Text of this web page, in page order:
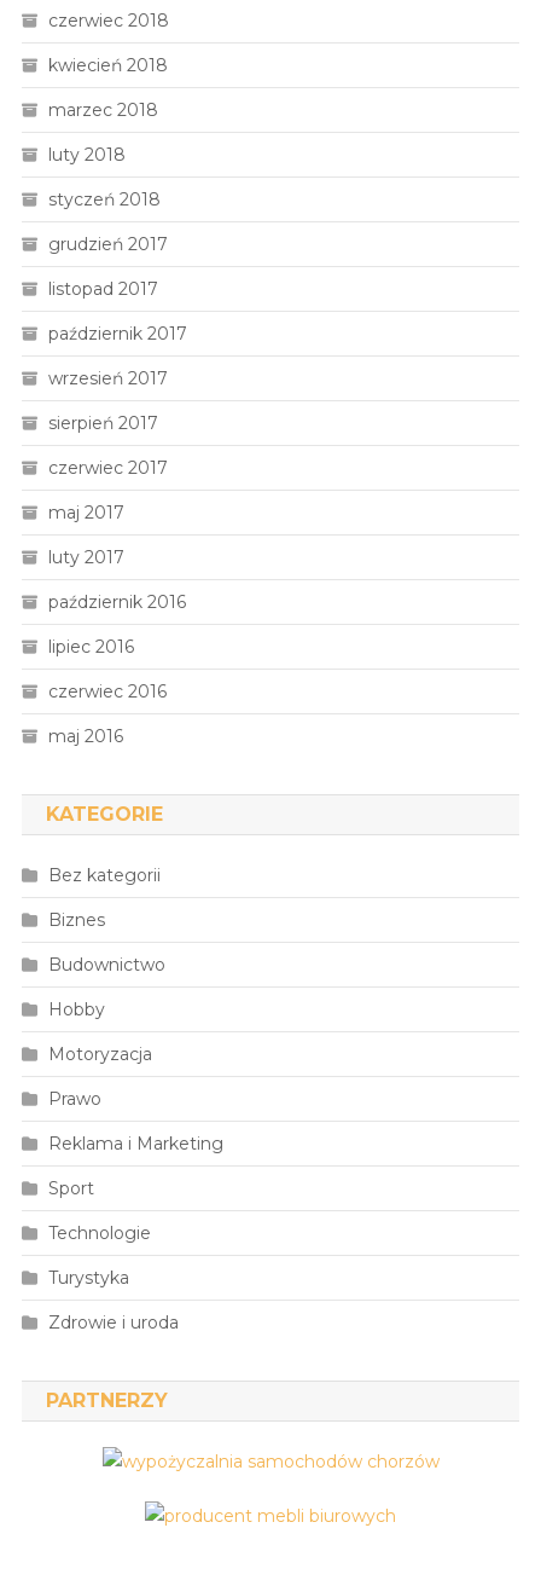
czerwiec 2018
kwiecień 2018
marzec 2018
luty 2018
styczeń 2018
grudzień 2017
listopad 2017
październik 2017
wrzesień 2017
sierpień 2017
czerwiec 2017
maj 2017
luty 2017
październik 2016
lipiec 2016
czerwiec 2016
maj 2016
KATEGORIE
Bez kategorii
Biznes
Budownictwo
Hobby
Motoryzacja
Prawo
Reklama i Marketing
Sport
Technologie
Turystyka
Zdrowie i uroda
PARTNERZY